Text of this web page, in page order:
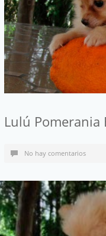
Lulú Pomerania
No hay comentarios